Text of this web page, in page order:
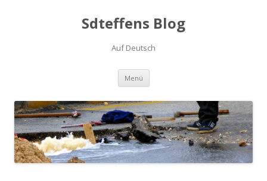
Sdteffens Blog
Auf Deutsch
Menü Zum Inhalt springen